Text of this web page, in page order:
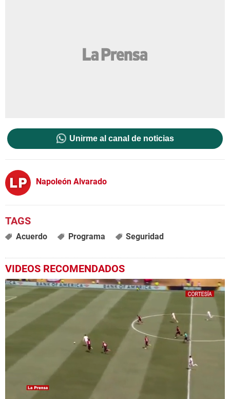
Unirme al canal de noticias
Napoleón Alvarado
Acuerdo Programa Seguridad
VIDEOS RECOMENDADOS